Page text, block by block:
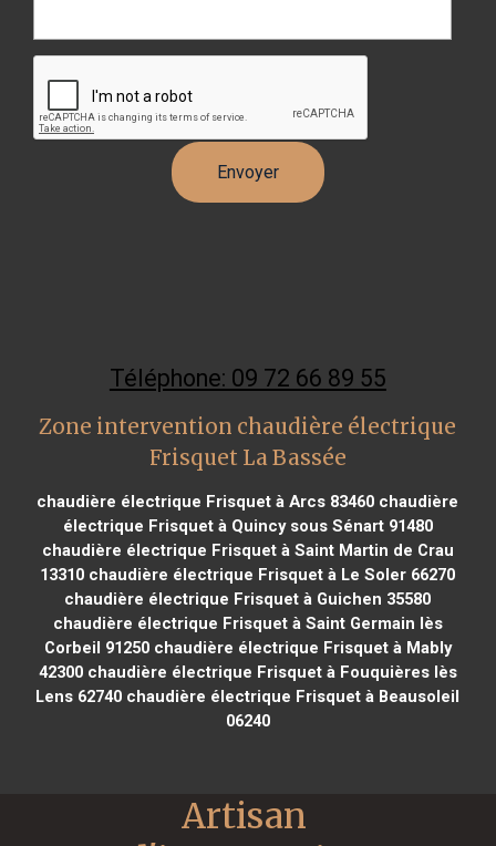
Téléphone: 09 72 66 89 55
Zone intervention chaudière électrique
Frisquet La Bassée
chaudière électrique Frisquet à Arcs 83460 chaudière
électrique Frisquet à Quincy sous Sénart 91480
chaudière électrique Frisquet à Saint Martin de Crau
13310 chaudière électrique Frisquet à Le Soler 66270
chaudière électrique Frisquet à Guichen 35580
chaudière électrique Frisquet à Saint Germain lès
Corbeil 91250chaudière électrique Frisquet à Mably
42300chaudière électrique Frisquet à Fouquières lès
Lens 62740 chaudière électrique Frisquet à Beausoleil
06240
Artisan